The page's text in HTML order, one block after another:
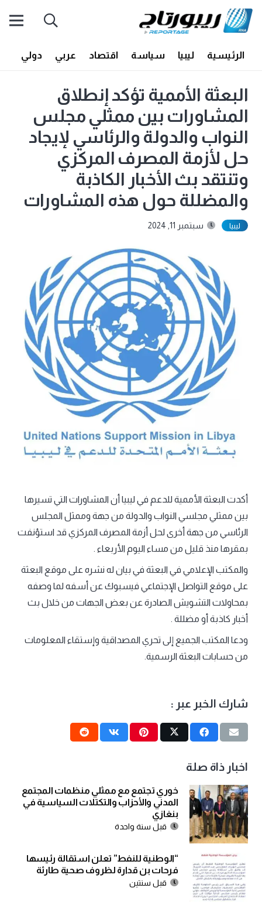
الرئيسية ليبيا سياسة اقتصاد عربي دولي
البعثة الأممية تؤكد إنطلاق
المشاورات بين ممثلي مجلس
النواب والدولة والرئاسي لإيجاد
حل لأزمة المصرف المركزي
وتنتقد بث الأخبار الكاذبة
والمضللة حول هذه المشاورات
ليبيا سبتمبر 11, 2024
أكدت البعثة الأممية للدعم في ليبيا أن المشاورات التي تسيرها
بين ممثلي مجلسي النواب والدولة من جهة وممثل المجلس
الرئاسي من جهة أخرى لحل أزمة المصرف المركزي قد استؤنفت
بمقرها منذ قليل من مساء اليوم الأربعاء .
والمكتب الإعلامي في البعثة في بيان له نشره على موقع البعثة
على موقع التواصل الإجتماعي فيسبوك عن أسفه لما وصفه
بمحاولات التشويش الصادرة عن بعض الجهات من خلال بث
أخبار كاذبة أو مضللة .
ودعا المكتب الجميع إلى تحري المصداقية وإستقاء المعلومات
من حسابات البعثة الرسمية.
شارك الخبر عبر :
اخبار ذاة صلة
خوري تجتمع مع ممثلي منظمات المجتمع
المدني والأحزاب والتكتلات السياسية في
بنغازي
قبل سنة واحدة
“الوطنية للنفط” تعلن استقالة رئيسها
فرحات بن قدارة لظروف صحية طارئة
قبل سنتين